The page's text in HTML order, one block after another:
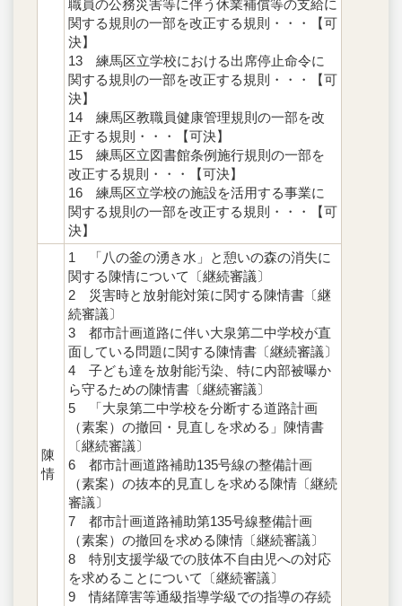
職員の公務災害等に伴う休業補償等の支給に
関する規則の一部を改正する規則・・・【可
決】
13 練馬区立学校における出席停止命令に
関する規則の一部を改正する規則・・・【可
決】
14 練馬区教職員健康管理規則の一部を改
正する規則・・・【可決】
15 練馬区立図書館条例施行規則の一部を
改正する規則・・・【可決】
16 練馬区立学校の施設を活用する事業に
関する規則の一部を改正する規則・・・【可
決】
陳
情
1 「八の釜の湧き水」と憩いの森の消失に
関する陳情について〔継続審議〕
2 災害時と放射能対策に関する陳情書〔継
続審議〕
3 都市計画道路に伴い大泉第二中学校が直
面している問題に関する陳情書〔継続審議〕
4 子ども達を放射能汚染、特に内部被曝か
ら守るための陳情書〔継続審議〕
5 「大泉第二中学校を分断する道路計画
（素案）の撤回・見直しを求める」陳情書
〔継続審議〕
6 都市計画道路補助135号線の整備計画
（素案）の抜本的見直しを求める陳情〔継続
審議〕
7 都市計画道路補助第135号線整備計画
（素案）の撤回を求める陳情〔継続審議〕
8 特別支援学級での肢体不自由児への対応
を求めることについて〔継続審議〕
9 情緒障害等通級指導学級での指導の存続